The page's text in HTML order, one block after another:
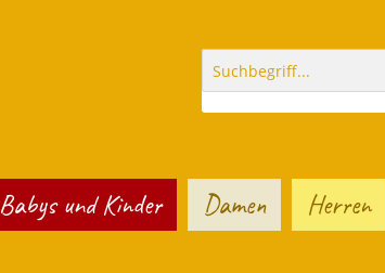
Babys und Kinder Damen Herren